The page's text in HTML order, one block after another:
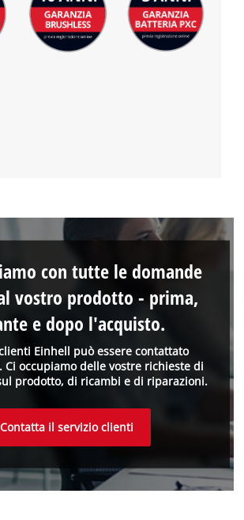
Einhell può essere contattato
occupiamo delle vostre richieste di
prodotto, di ricambi e di riparazioni.
con tutte le domande
vostro prodotto - prima,
e dopo l'acquisto.
Contatta il servizio clienti